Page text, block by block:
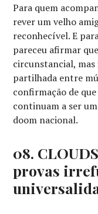
Para quem
rever um velho
reconhecível. E
pareceu afirmar
circunstancial,
partilhada entre
confirmação de
continuam a ser
doom nacional.
08.
provas